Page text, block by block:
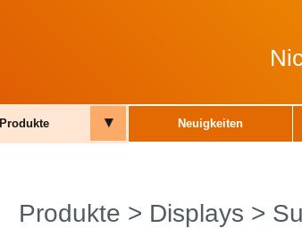
Produkte ▾ Neuigkeiten
Produkte > Displays >